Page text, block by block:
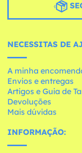
NECESSITAS DE
A minha
Envios e entregas
Artigos e Guia de
Devoluções
Mais dúvidas
INFORMAÇÃO: